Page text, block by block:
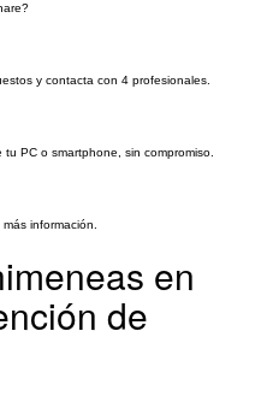
y contacta con 4 profesionales.
PC o smartphone, sin compromiso.
información.
en
de